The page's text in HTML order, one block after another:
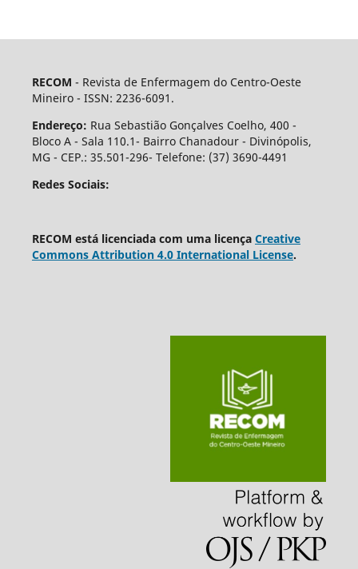
RECOM - Revista de Enfermagem do Centro-Oeste
Mineiro - ISSN: 2236-6091.
Endereço: Rua Sebastião Gonçalves Coelho, 400 -
Bloco A - Sala 110.1- Bairro Chanadour - Divinópolis,
MG - CEP.: 35.501-296- Telefone: (37) 3690-4491
Redes Sociais:
RECOM está licenciada com uma licença Creative
Commons Attribution 4.0 International License.